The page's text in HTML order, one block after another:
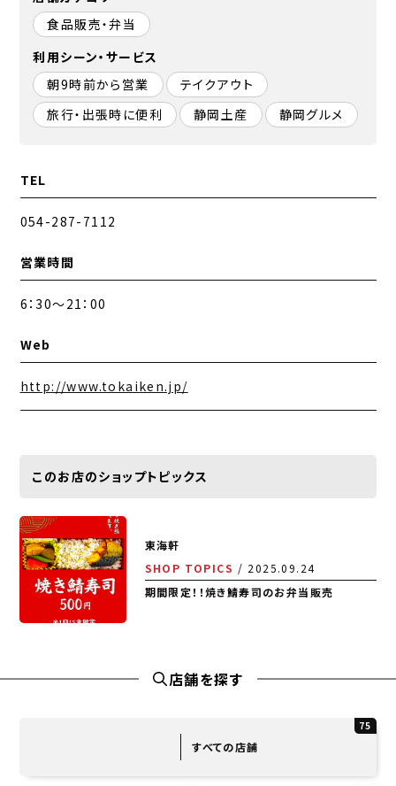
食品販売・弁当
利用シーン・サービス
朝9時前から営業
テイクアウト
旅行・出張時に便利
静岡土産 静岡グルメ
TEL
054-287-7112
営業時間
6：30～21：00
Web
http://www.tokaiken.jp/
このお店のショップトピックス
東海軒
SHOP TOPICS
2025.09.24
期間限定！！焼き鯖寿司のお弁当販売
店舗を探す
すべての店舗
75